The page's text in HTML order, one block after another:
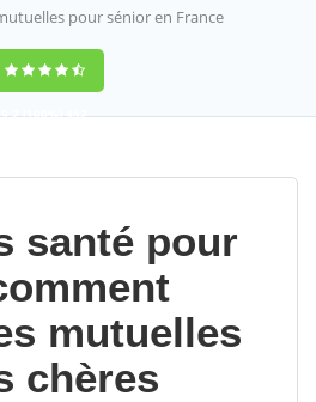
pour sénior en France
9,2(100%)452
santé pour
mutuelles
chères